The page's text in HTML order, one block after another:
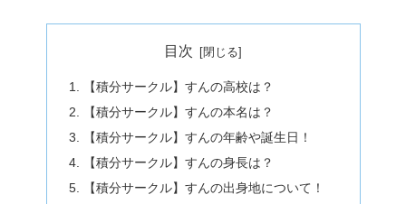
目次
【積分サークル】すんの高校は？
【積分サークル】すんの本名は？
【積分サークル】すんの年齢や誕生日！
【積分サークル】すんの身長は？
【積分サークル】すんの出身地について！